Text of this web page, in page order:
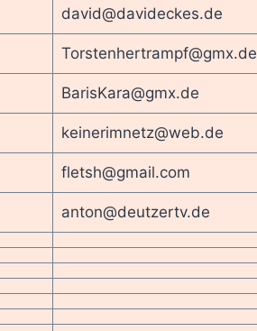
david@davideckes.de
Torstenhertrampf@gmx.de
BarisKara@gmx.de
keinerimnetz@web.de
fletsh@gmail.com
anton@deutzertv.de